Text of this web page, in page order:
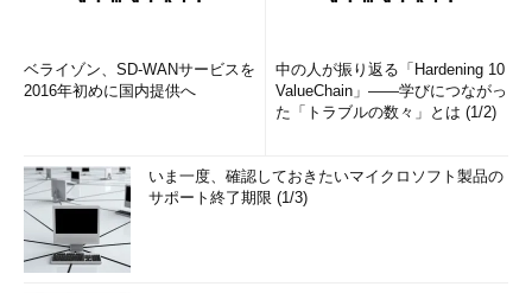
ベライゾン、SD-WANサービスを
2016年初めに国内提供へ
中の人が振り返る「Hardening 10
ValueChain」――学びにつながっ
た「トラブルの数々」とは (1/2)
いま一度、確認しておきたいマイクロソフト製品の
サポート終了期限 (1/3)